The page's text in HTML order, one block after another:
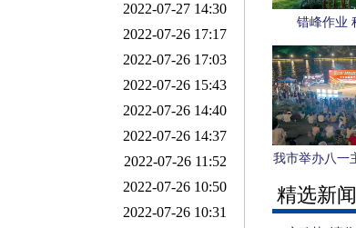
错峰作业
我市举办八一
精选新闻
2022-07-27 14:30
2022-07-26 17:17
2022-07-26 17:03
2022-07-26 15:43
2022-07-26 14:40
2022-07-26 14:37
2022-07-26 11:52
2022-07-26 10:50
2022-07-26 10:31